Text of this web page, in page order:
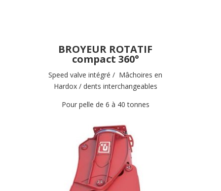
BROYEUR ROTATIF
compact 360°
Speed valve intégré / Mâchoires en
Hardox / dents interchangeables
Pour pelle de 6 à 40 tonnes